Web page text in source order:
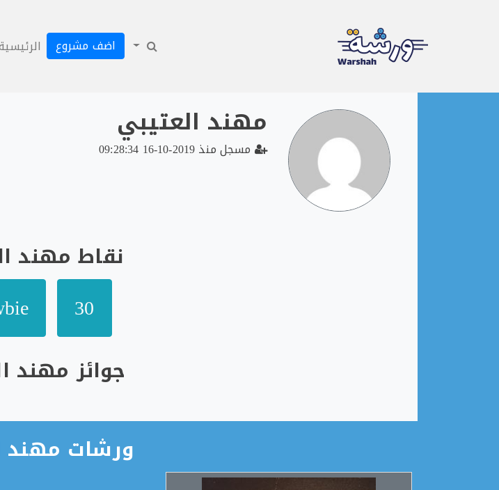
اضف مشروع
Skip
مهند العتيبي
مسجل منذ 2019-10-16 09:28:34
نقاط مهند
30
جوائز مهند
ورشات مهند